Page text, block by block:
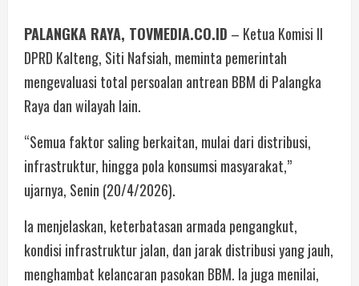
PALANGKA RAYA, TOVMEDIA.CO.ID – Ketua Komisi II
DPRD Kalteng, Siti Nafsiah, meminta pemerintah
mengevaluasi total persoalan antrean BBM di Palangka
Raya dan wilayah lain.
“Semua faktor saling berkaitan, mulai dari distribusi,
infrastruktur, hingga pola konsumsi masyarakat,”
ujarnya, Senin (20/4/2026).
Ia menjelaskan, keterbatasan armada pengangkut,
kondisi infrastruktur jalan, dan jarak distribusi yang jauh,
menghambat kelancaran pasokan BBM. Ia juga menilai,